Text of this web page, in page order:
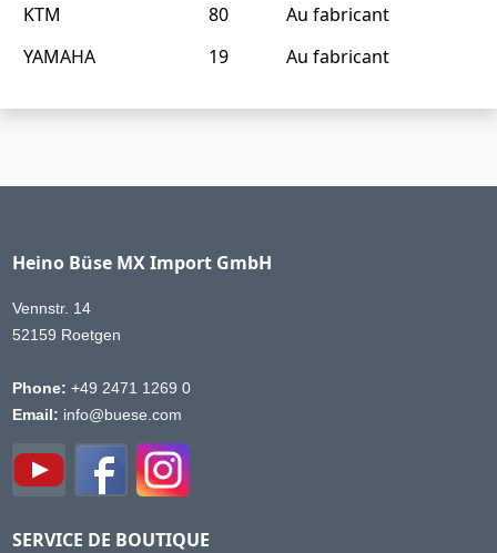
KTM
80
Au fabricant
YAMAHA
19 Au fabricant
Heino Büse MX Import GmbH
Vennstr. 14
52159 Roetgen
Phone: +49 2471 1269 0
Email: info@buese.com
SERVICE DE BOUTIQUE